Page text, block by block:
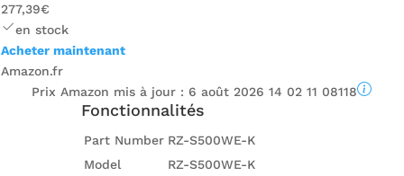
277,39€
en stock
Acheter maintenant
Amazon.fr
Prix ​​Amazon mis à jour : 6 août 2026 14 02 11 08118
Fonctionnalités
Part Number RZ-S500WE-K
Model
RZ-S500WE-K